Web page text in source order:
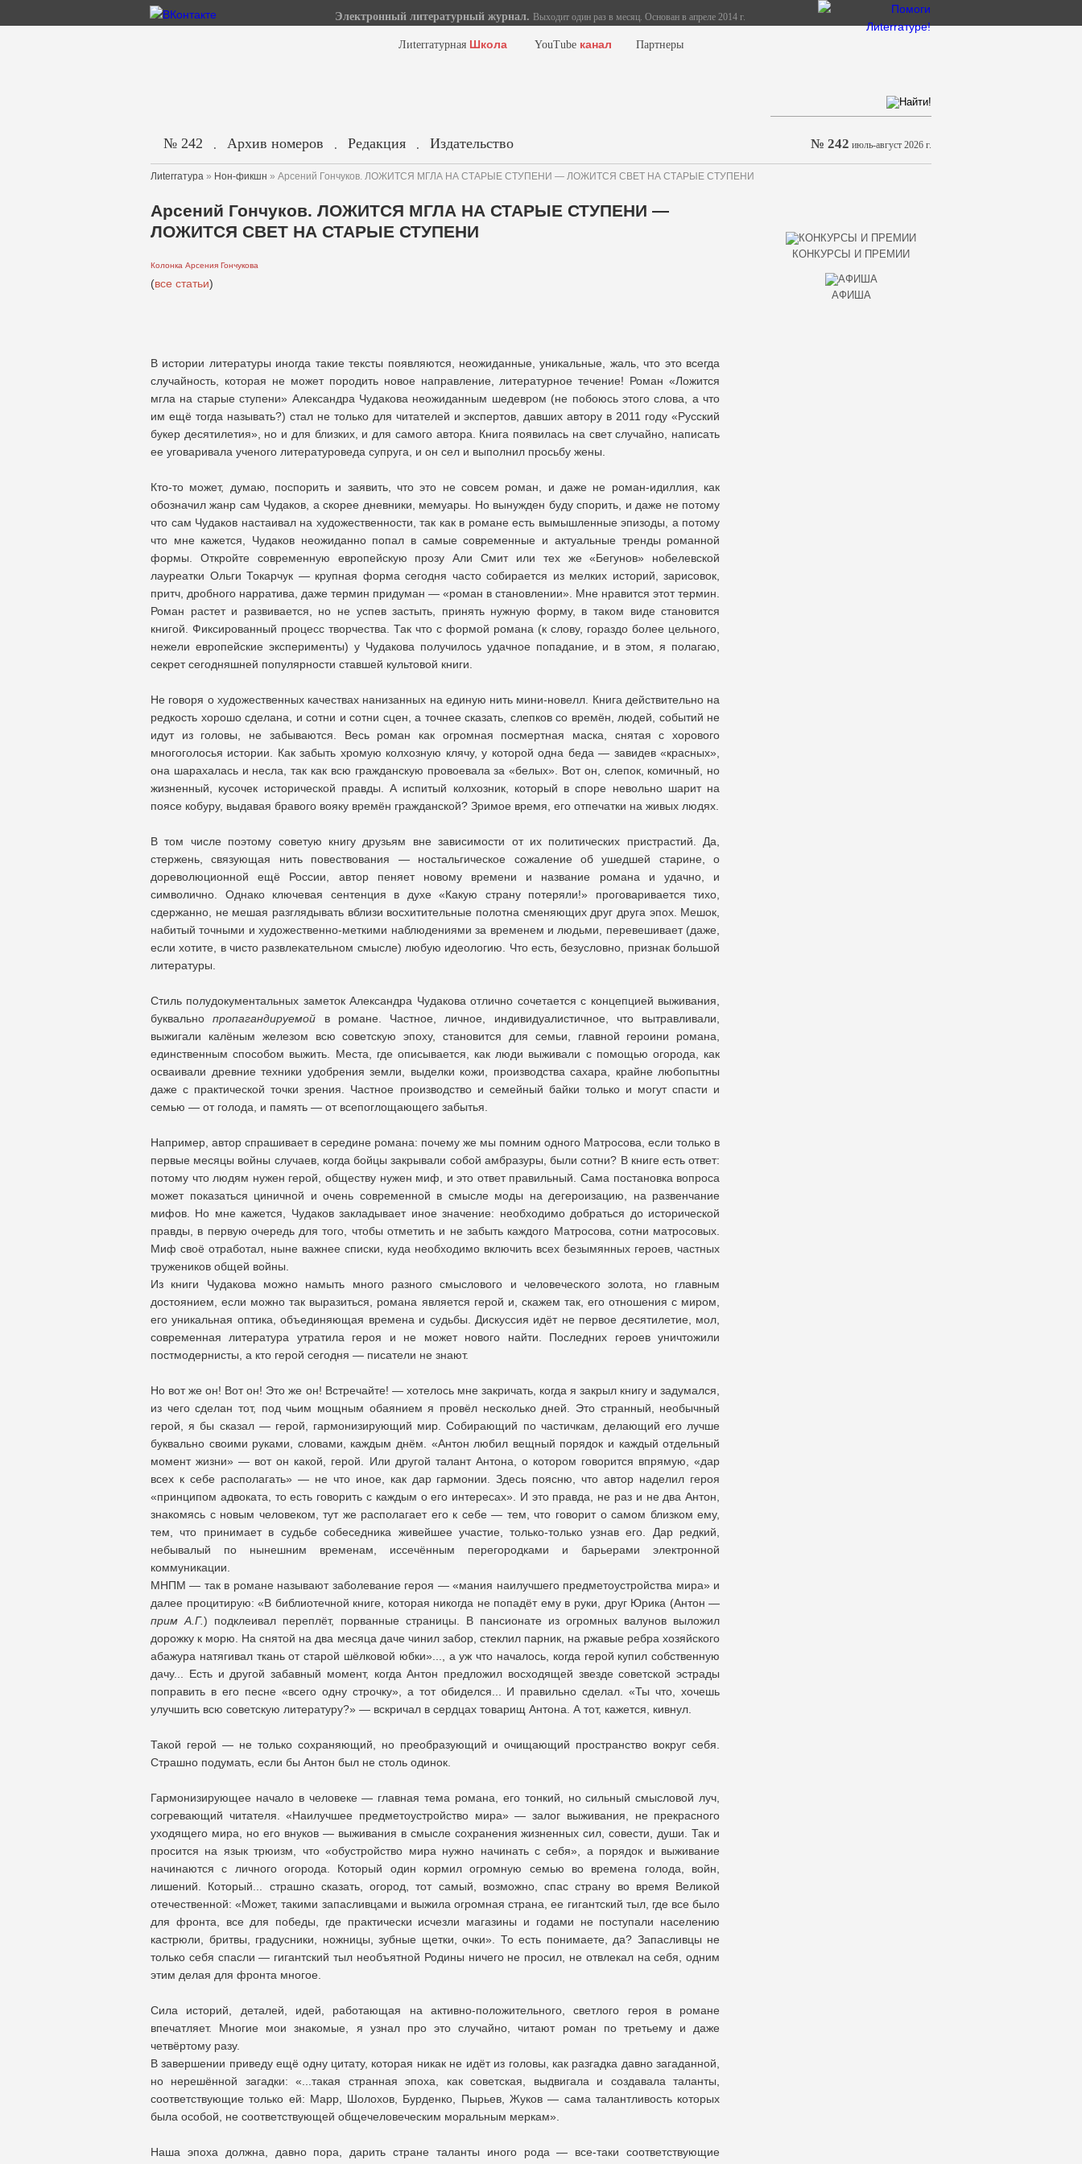
Электронный литературный журнал. Выходит один раз в месяц. Основан в апреле 2014 г.
Лиterraтурная Школа YouTube канал Партнеры
№ 242 . Архив номеров . Редакция . Издательство № 242 июль-август 2026 г.
Лиterraтура » Нон-фикшн » Арсений Гончуков. ЛОЖИТСЯ МГЛА НА СТАРЫЕ СТУПЕНИ — ЛОЖИТСЯ СВЕТ НА СТАРЫЕ СТУПЕНИ
Арсений Гончуков. ЛОЖИТСЯ МГЛА НА СТАРЫЕ СТУПЕНИ —
ЛОЖИТСЯ СВЕТ НА СТАРЫЕ СТУПЕНИ
Колонка Арсения Гончукова
(все статьи)
В истории литературы иногда такие тексты появляются, неожиданные, уникальные, жаль, что это всегда
случайность, которая не может породить новое направление, литературное течение! Роман «Ложится
мгла на старые ступени» Александра Чудакова неожиданным шедевром (не побоюсь этого слова, а что
им ещё тогда называть?) стал не только для читателей и экспертов, давших автору в 2011 году «Русский
букер десятилетия», но и для близких, и для самого автора. Книга появилась на свет случайно, написать
ее уговаривала ученого литературоведа супруга, и он сел и выполнил просьбу жены.
Кто-то может, думаю, поспорить и заявить, что это не совсем роман, и даже не роман-идиллия, как
обозначил жанр сам Чудаков, а скорее дневники, мемуары. Но вынужден буду спорить, и даже не потому
что сам Чудаков настаивал на художественности, так как в романе есть вымышленные эпизоды, а потому
что мне кажется, Чудаков неожиданно попал в самые современные и актуальные тренды романной
формы. Откройте современную европейскую прозу Али Смит или тех же «Бегунов» нобелевской
лауреатки Ольги Токарчук — крупная форма сегодня часто собирается из мелких историй, зарисовок,
притч, дробного нарратива, даже термин придуман — «роман в становлении». Мне нравится этот термин.
Роман растет и развивается, но не успев застыть, принять нужную форму, в таком виде становится
книгой. Фиксированный процесс творчества. Так что с формой романа (к слову, гораздо более цельного,
нежели европейские эксперименты) у Чудакова получилось удачное попадание, и в этом, я полагаю,
секрет сегодняшней популярности ставшей культовой книги.
Не говоря о художественных качествах нанизанных на единую нить мини-новелл. Книга действительно на
редкость хорошо сделана, и сотни и сотни сцен, а точнее сказать, слепков со времён, людей, событий не
идут из головы, не забываются. Весь роман как огромная посмертная маска, снятая с хорового
многоголосья истории. Как забыть хромую колхозную клячу, у которой одна беда — завидев «красных»,
она шарахалась и несла, так как всю гражданскую провоевала за «белых». Вот он, слепок, комичный, но
жизненный, кусочек исторической правды. А испитый колхозник, который в споре невольно шарит на
поясе кобуру, выдавая бравого вояку времён гражданской? Зримое время, его отпечатки на живых людях.
В том числе поэтому советую книгу друзьям вне зависимости от их политических пристрастий. Да,
стержень, связующая нить повествования — ностальгическое сожаление об ушедшей старине, о
дореволюционной ещё России, автор пеняет новому времени и название романа и удачно, и
символично. Однако ключевая сентенция в духе «Какую страну потеряли!» проговаривается тихо,
сдержанно, не мешая разглядывать вблизи восхитительные полотна сменяющих друг друга эпох. Мешок,
набитый точными и художественно-меткими наблюдениями за временем и людьми, перевешивает (даже,
если хотите, в чисто развлекательном смысле) любую идеологию. Что есть, безусловно, признак большой
литературы.
Стиль полудокументальных заметок Александра Чудакова отлично сочетается с концепцией выживания,
буквальнопропагандируемой в романе. Частное, личное, индивидуалистичное, что вытравливали,
выжигали калёным железом всю советскую эпоху, становится для семьи, главной героини романа,
единственным способом выжить. Места, где описывается, как люди выживали с помощью огорода, как
осваивали древние техники удобрения земли, выделки кожи, производства сахара, крайне любопытны
даже с практической точки зрения. Частное производство и семейный байки только и могут спасти и
семью — от голода, и память — от всепоглощающего забытья.
Например, автор спрашивает в середине романа: почему же мы помним одного Матросова, если только в
первые месяцы войны случаев, когда бойцы закрывали собой амбразуры, были сотни? В книге есть ответ:
потому что людям нужен герой, обществу нужен миф, и это ответ правильный. Сама постановка вопроса
может показаться циничной и очень современной в смысле моды на дегероизацию, на развенчание
мифов. Но мне кажется, Чудаков закладывает иное значение: необходимо добраться до исторической
правды, в первую очередь для того, чтобы отметить и не забыть каждого Матросова, сотни матросовых.
Миф своё отработал, ныне важнее списки, куда необходимо включить всех безымянных героев, частных
тружеников общей войны.
Из книги Чудакова можно намыть много разного смыслового и человеческого золота, но главным
достоянием, если можно так выразиться, романа является герой и, скажем так, его отношения с миром,
его уникальная оптика, объединяющая времена и судьбы. Дискуссия идёт не первое десятилетие, мол,
современная литература утратила героя и не может нового найти. Последних героев уничтожили
постмодернисты, а кто герой сегодня — писатели не знают.
Но вот же он! Вот он! Это же он! Встречайте! — хотелось мне закричать, когда я закрыл книгу и задумался,
из чего сделан тот, под чьим мощным обаянием я провёл несколько дней. Это странный, необычный
герой, я бы сказал — герой, гармонизирующий мир. Собирающий по частичкам, делающий его лучше
буквально своими руками, словами, каждым днём. «Антон любил вещный порядок и каждый отдельный
момент жизни» — вот он какой, герой. Или другой талант Антона, о котором говорится впрямую, «дар
всех к себе располагать» — не что иное, как дар гармонии. Здесь поясню, что автор наделил героя
«принципом адвоката, то есть говорить с каждым о его интересах». И это правда, не раз и не два Антон,
знакомясь с новым человеком, тут же располагает его к себе — тем, что говорит о самом близком ему,
тем, что принимает в судьбе собеседника живейшее участие, только-только узнав его. Дар редкий,
небывалый по нынешним временам, иссечённым перегородками и барьерами электронной
коммуникации.
МНПМ — так в романе называют заболевание героя — «мания наилучшего предметоустройства мира» и
далее процитирую: «В библиотечной книге, которая никогда не попадёт ему в руки, друг Юрика (Антон—
прим А.Г.) подклеивал переплёт, порванные страницы. В пансионате из огромных валунов выложил
дорожку к морю. На снятой на два месяца даче чинил забор, стеклил парник, на ржавые ребра хозяйского
абажура натягивал ткань от старой шёлковой юбки»..., а уж что началось, когда герой купил собственную
дачу... Есть и другой забавный момент, когда Антон предложил восходящей звезде советской эстрады
поправить в его песне «всего одну строчку», а тот обиделся... И правильно сделал. «Ты что, хочешь
улучшить всю советскую литературу?» — вскричал в сердцах товарищ Антона. А тот, кажется, кивнул.
Такой герой — не только сохраняющий, но преобразующий и очищающий пространство вокруг себя.
Страшно подумать, если бы Антон был не столь одинок.
Гармонизирующее начало в человеке — главная тема романа, его тонкий, но сильный смысловой луч,
согревающий читателя. «Наилучшее предметоустройство мира» — залог выживания, не прекрасного
уходящего мира, но его внуков — выживания в смысле сохранения жизненных сил, совести, души. Так и
просится на язык трюизм, что «обустройство мира нужно начинать с себя», а порядок и выживание
начинаются с личного огорода. Который один кормил огромную семью во времена голода, войн,
лишений. Который... страшно сказать, огород, тот самый, возможно, спас страну во время Великой
отечественной: «Может, такими запасливцами и выжила огромная страна, ее гигантский тыл, где все было
для фронта, все для победы, где практически исчезли магазины и годами не поступали населению
кастрюли, бритвы, градусники, ножницы, зубные щетки, очки». То есть понимаете, да? Запасливцы не
только себя спасли — гигантский тыл необъятной Родины ничего не просил, не отвлекал на себя, одним
этим делая для фронта многое.
Сила историй, деталей, идей, работающая на активно-положительного, светлого героя в романе
впечатляет. Многие мои знакомые, я узнал про это случайно, читают роман по третьему и даже
четвёртому разу.
В завершении приведу ещё одну цитату, которая никак не идёт из головы, как разгадка давно загаданной,
но нерешённой загадки: «...такая странная эпоха, как советская, выдвигала и создавала таланты,
соответствующие только ей: Марр, Шолохов, Бурденко, Пырьев, Жуков — сама талантливость которых
была особой, не соответствующей общечеловеческим моральным меркам».
Наша эпоха должна, давно пора, дарить стране таланты иного рода — все-таки соответствующие
КОНКУРСЫ И ПРЕМИИ
АФИША